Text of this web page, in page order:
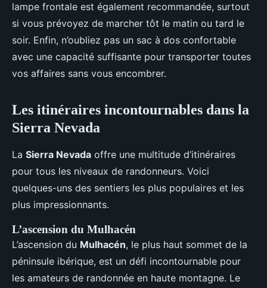
lampe frontale est également recommandée, surtout
si vous prévoyez de marcher tôt le matin ou tard le
soir. Enfin, n’oubliez pas un sac à dos confortable
avec une capacité suffisante pour transporter toutes
vos affaires sans vous encombrer.
Les itinéraires incontournables dans la
Sierra Nevada
La Sierra Nevada offre une multitude d’itinéraires
pour tous les niveaux de randonneurs. Voici
quelques-uns des sentiers les plus populaires et les
plus impressionnants.
L’ascension du Mulhacén
L’ascension du Mulhacén, le plus haut sommet de la
péninsule ibérique, est un défi incontournable pour
les amateurs de randonnée en haute montagne. Le